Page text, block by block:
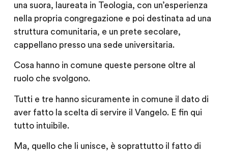
una suora, laureata in Teologia, con un’esperienza
nella propria congregazione e poi destinata ad una
struttura comunitaria, e un prete secolare,
cappellano presso una sede universitaria.
Cosa hanno in comune queste persone oltre al
ruolo che svolgono.
Tutti e tre hanno sicuramente in comune il dato di
aver fatto la scelta di servire il Vangelo. E fin qui
tutto intuibile.
Ma, quello che li unisce, è soprattutto il fatto di